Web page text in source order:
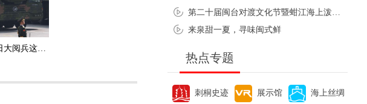
来泉甜一夏，寻味闽式鲜
热点专题
刺桐史迹 展示馆 海上丝绸